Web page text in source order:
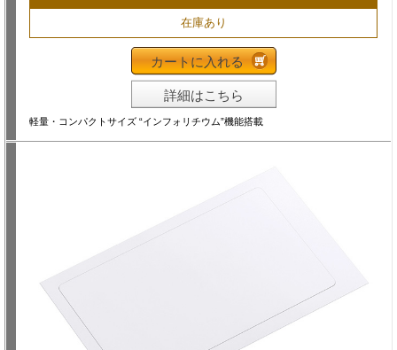
在庫あり
カートに入れる
詳細はこちら
軽量・コンパクトサイズ “インフォリチウム”機能搭載